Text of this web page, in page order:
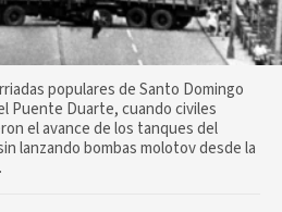
populares de Santo Domingo
Puente Duarte, cuando civiles
el avance de los tanques del
lanzando bombas molotov desde la